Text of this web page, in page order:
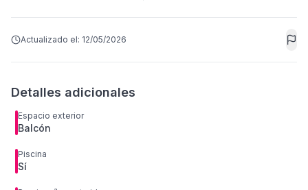
Actualizado el: 12/05/2026
Detalles adicionales
Espacio exterior
Balcón
Piscina
Sí